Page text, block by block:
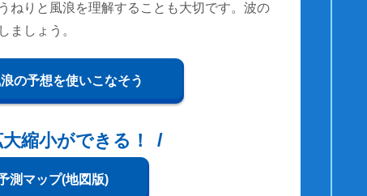
ねりと風浪を理解することも大切です。波の
ましょう。
の予想を使いこなそう
縮小ができる！
測マップ(地図版)